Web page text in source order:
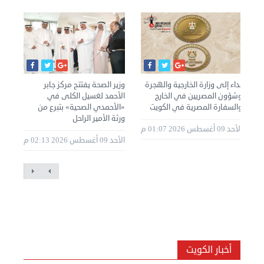
وزير الصحة يفتتح مركز جابر
الأحمد لغسيل الكلى في
«الأحمدي الصحية» بتبرع من
ورثة الأمير الراحل
الأحد 09 أغسطس 2026 02:13 م
نداء إلى وزارة الخارجية والهجرة
وشؤون المصريين في الخارج
والسفارة المصرية في الكويت
الأحد 09 أغسطس 2026 01:07 م
أخبار الكويت